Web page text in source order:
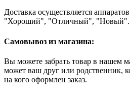
Доставка осуществляется
"Хороший", "Отличный", "Новый".
Самовывоз из магазина:
Вы можете забрать товар в нашем
может ваш друг или родственник,
на кого оформлен заказ.